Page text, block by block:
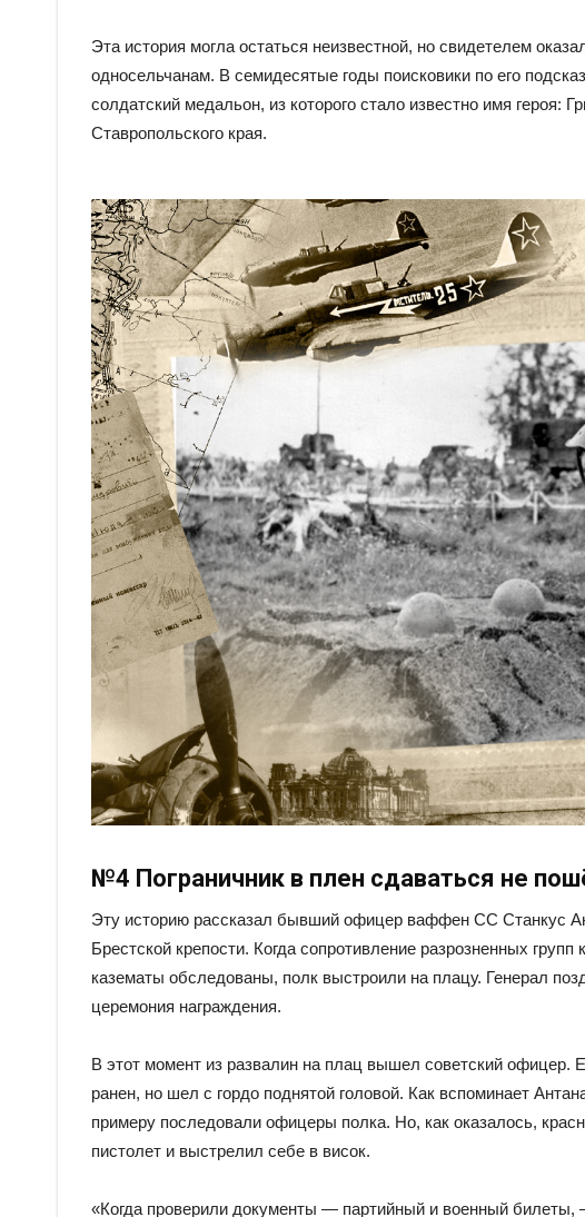
Эта история могла остаться неизвестной, но свидетелем
односельчанам. В семидесятые годы поисковики по его
солдатский медальон, из которого стало известно имя героя:
Ставропольского края.
№4 Пограничник в плен сдаваться не
Эту историю рассказал бывший офицер ваффен СС Станкус
Брестской крепости. Когда сопротивление разрозненных
казематы обследованы, полк выстроили на плацу. Генерал
церемония награждения.
В этот момент из развалин на плац вышел советский офицер.
ранен, но шел с гордо поднятой головой. Как вспоминает
примеру последовали офицеры полка. Но, как оказалось,
пистолет и выстрелил себе в висок.
«Когда проверили документы — партийный и военный